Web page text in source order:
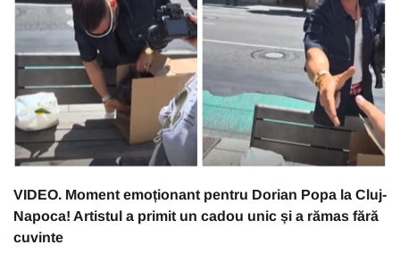
VIDEO. Moment emoționant pentru Dorian Popa la Cluj-
Napoca! Artistul a primit un cadou unic și a rămas fără
cuvinte